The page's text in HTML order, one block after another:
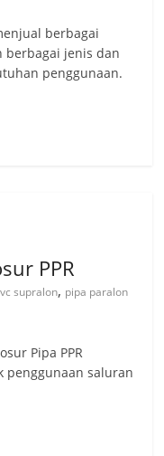
berbagai
jenis dan
penggunaan.
PPR
supralon, pipa paralon
Pipa PPR
penggunaan saluran